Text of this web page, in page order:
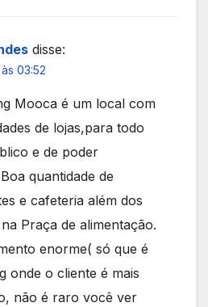
disse:
03:52
Mooca é um local com
de lojas,para todo
e de poder
quantidade de
e cafeteria além dos
Praça de alimentação.
enorme( só que é
onde o cliente é mais
não é raro você ver